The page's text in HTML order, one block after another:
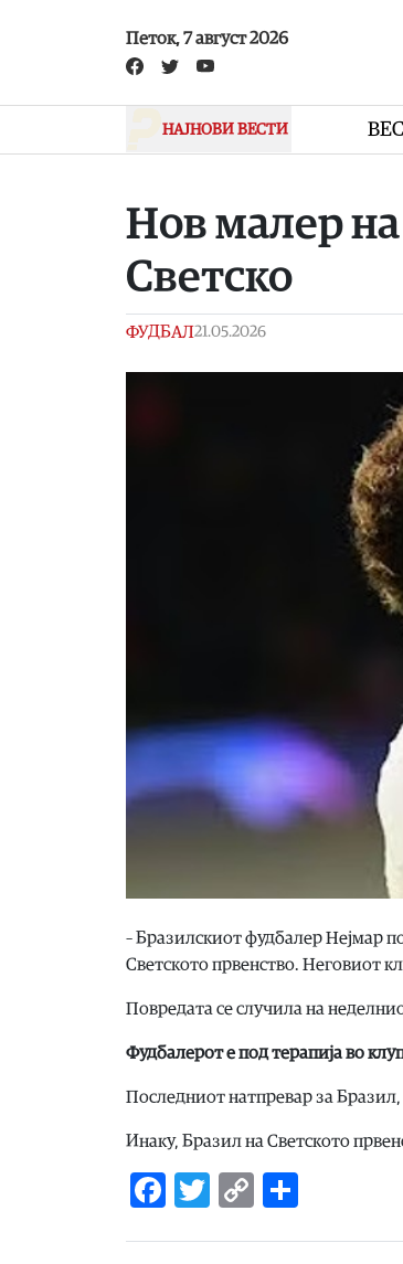
Петок, 7 август 2026
НАЈНОВИ ВЕСТИ
Нов малер
Светско
ФУДБАЛ21.05.2026
– Бразилскиот фудбалер Нејмар
Светското првенство. Неговиот
Повредата се случила на
Фудбалерот е под терапија во
Последниот натпревар за
Инаку, Бразил на Светското
Facebook
Twitter
Copy